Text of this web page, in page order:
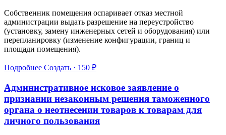
Собственник помещения оспаривает отказ местной
администрации выдать разрешение на переустройство
(установку, замену инженерных сетей и оборудования) или
перепланировку (изменение конфигурации, границ и
площади помещения).
Подробнее Создать · 150 ₽
Административное исковое заявление о
признании незаконным решения таможенного
органа о неотнесении товаров к товарам для
личного пользования